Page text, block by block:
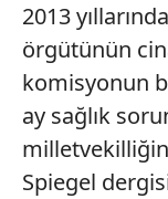
2013
örgütünün
komisyonun
ay sağlık
Spiegel